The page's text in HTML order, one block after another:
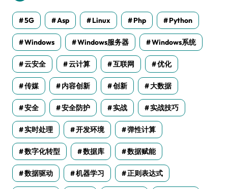
5G Asp Linux Php Python
Windows Windows服务器 Windows系统
云安全 云计算 互联网 优化
传媒 内容创新 创新 大数据
安全 安全防护 实战 实战技巧
实时处理 开发环境 弹性计算
数字化转型 数据库 数据赋能
数据驱动 机器学习 正则表达式